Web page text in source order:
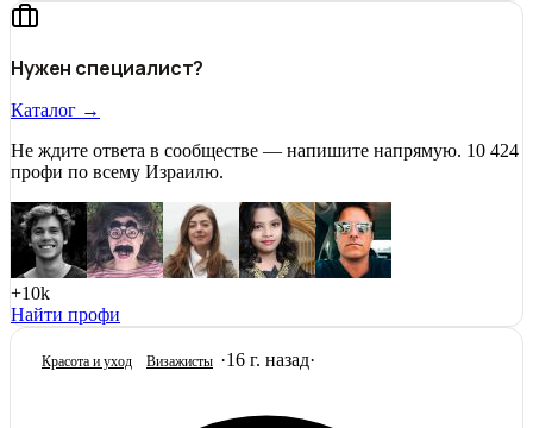
Нужен специалист?
Каталог →
Не ждите ответа в сообществе — напишите напрямую. 10 424
профи по всему Израилю.
+10k
Найти профи
Красота и уход Визажисты ·16 г. назад·